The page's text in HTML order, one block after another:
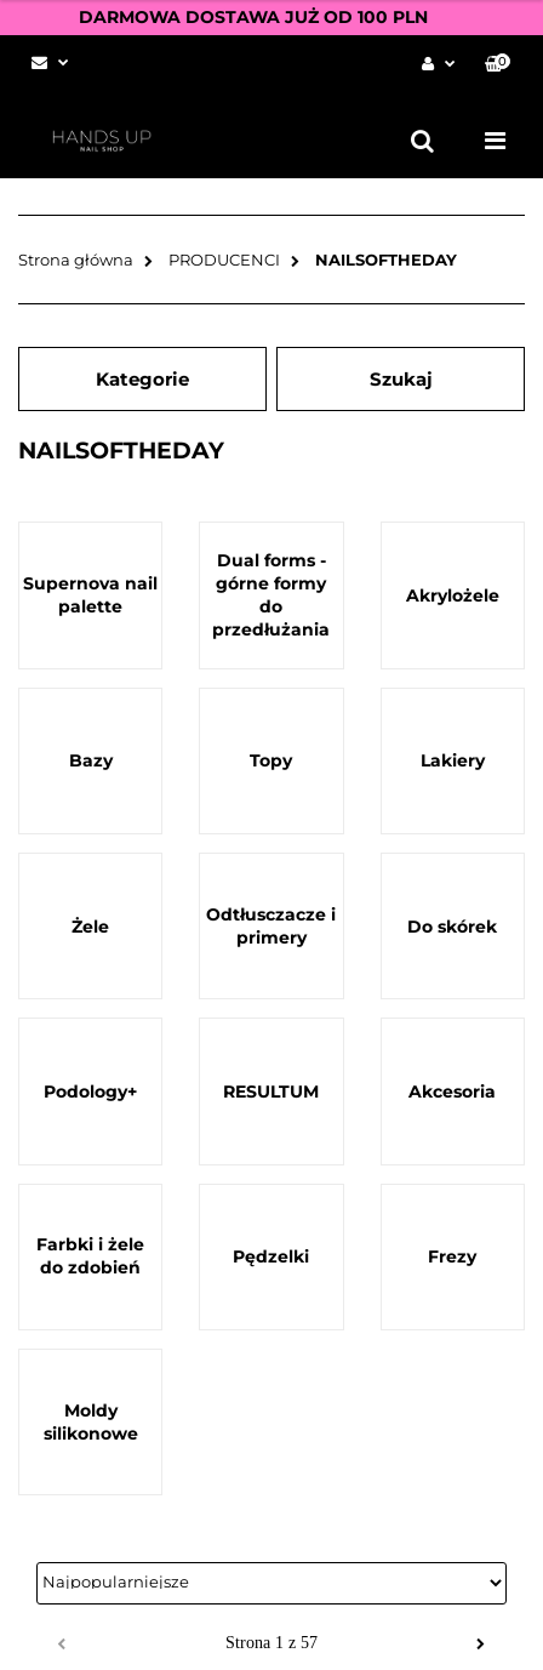
DARMOWA DOSTAWA JUŻ OD 100 PLN
Zarejestruj się
Dodaj zgłoszenie
Zgody cookies
0
Strona główna PRODUCENCI NAILSOFTHEDAY
Kategorie Szukaj
NAILSOFTHEDAY
Supernova nail
palette
Dual forms -
górne formy
do
przedłużania
Akrylożele
Bazy Topy Lakiery
Żele
Odtłusczacze i
primery
Do skórek
Podology+ RESULTUM Akcesoria
Farbki i żele
do zdobień
Pędzelki Frezy
Moldy
silikonowe